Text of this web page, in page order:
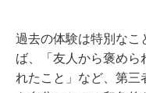
過去の体験は特別なこ
ば、「友人から褒めら
れたこと」など、第三